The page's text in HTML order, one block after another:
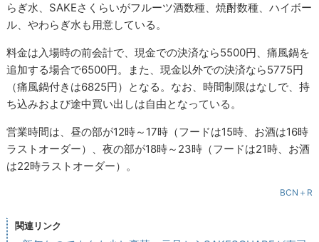
らぎ水、SAKEさくらいがフルーツ酒数種、焼酎数種、ハイボー
ル、やわらぎ水も用意している。
料金は入場時の前会計で、現金での決済なら5500円、痛風鍋を
追加する場合で6500円。また、現金以外での決済なら5775円
（痛風鍋付きは6825円）となる。なお、時間制限はなしで、持
ち込みおよび途中買い出しは自由となっている。
営業時間は、昼の部が12時～17時（フードは15時、お酒は16時
ラストオーダー）、夜の部が18時～23時（フードは21時、お酒
は22時ラストオーダー）。
BCN＋R
関連リンク